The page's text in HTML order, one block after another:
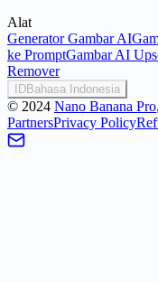
Alat
Generator Gambar AI
ke PromptGambar AI
Remover
IDBahasa Indonesia
© 2024 Nano Banana Pro
PartnersPrivacy Policy